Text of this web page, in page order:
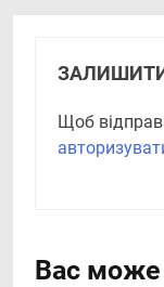
ЗАЛИШИТИ
Щоб
Вас може